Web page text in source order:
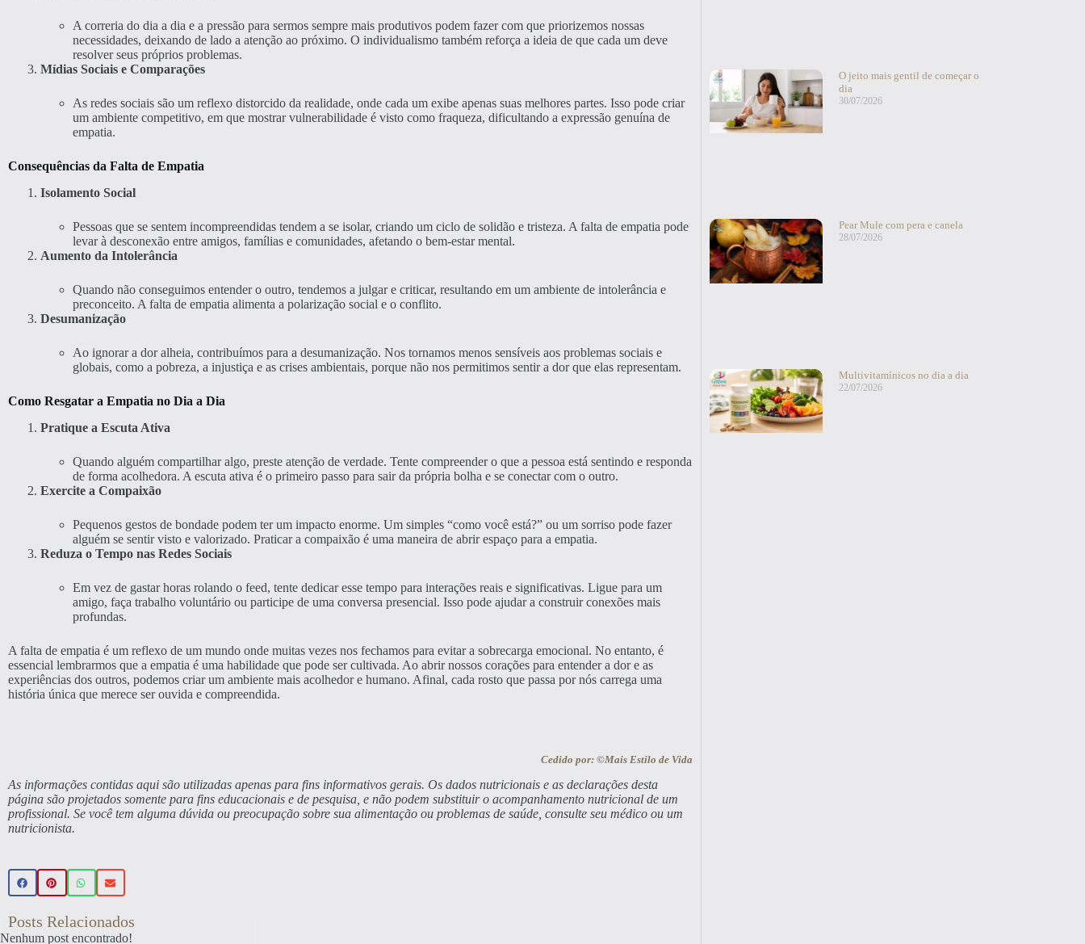
A correria do dia a dia e a pressão para sermos sempre mais produtivos podem fazer com que priorizemos nossas
necessidades, deixando de lado a atenção ao próximo. O individualismo também reforça a ideia de que cada um deve
resolver seus próprios problemas.
Mídias Sociais e Comparações
As redes sociais são um reflexo distorcido da realidade, onde cada um exibe apenas suas melhores partes. Isso pode criar
um ambiente competitivo, em que mostrar vulnerabilidade é visto como fraqueza, dificultando a expressão genuína de
empatia.
Consequências da Falta de Empatia
Isolamento Social
Pessoas que se sentem incompreendidas tendem a se isolar, criando um ciclo de solidão e tristeza. A falta de empatia pode
levar à desconexão entre amigos, famílias e comunidades, afetando o bem-estar mental.
Aumento da Intolerância
Quando não conseguimos entender o outro, tendemos a julgar e criticar, resultando em um ambiente de intolerância e
preconceito. A falta de empatia alimenta a polarização social e o conflito.
Desumanização
Ao ignorar a dor alheia, contribuímos para a desumanização. Nos tornamos menos sensíveis aos problemas sociais e
globais, como a pobreza, a injustiça e as crises ambientais, porque não nos permitimos sentir a dor que elas representam.
Como Resgatar a Empatia no Dia a Dia
Pratique a Escuta Ativa
Quando alguém compartilhar algo, preste atenção de verdade. Tente compreender o que a pessoa está sentindo e responda
de forma acolhedora. A escuta ativa é o primeiro passo para sair da própria bolha e se conectar com o outro.
Exercite a Compaixão
Pequenos gestos de bondade podem ter um impacto enorme. Um simples “como você está?” ou um sorriso pode fazer
alguém se sentir visto e valorizado. Praticar a compaixão é uma maneira de abrir espaço para a empatia.
Reduza o Tempo nas Redes Sociais
Em vez de gastar horas rolando o feed, tente dedicar esse tempo para interações reais e significativas. Ligue para um
amigo, faça trabalho voluntário ou participe de uma conversa presencial. Isso pode ajudar a construir conexões mais
profundas.
A falta de empatia é um reflexo de um mundo onde muitas vezes nos fechamos para evitar a sobrecarga emocional. No entanto, é
essencial lembrarmos que a empatia é uma habilidade que pode ser cultivada. Ao abrir nossos corações para entender a dor e as
experiências dos outros, podemos criar um ambiente mais acolhedor e humano. Afinal, cada rosto que passa por nós carrega uma
história única que merece ser ouvida e compreendida.
Cedido por: ©Mais Estilo de Vida
As informações contidas aqui são utilizadas apenas para fins informativos gerais. Os dados nutricionais e as declarações desta
página são projetados somente para fins educacionais e de pesquisa, e não podem substituir o acompanhamento nutricional de um
profissional. Se você tem alguma dúvida ou preocupação sobre sua alimentação ou problemas de saúde, consulte seu médico ou um
nutricionista.
Posts Relacionados
Nenhum post encontrado!
O jeito mais gentil de começar o
dia
30/07/2026
Pear Mule com pera e canela
28/07/2026
Multivitamínicos no dia a dia
22/07/2026